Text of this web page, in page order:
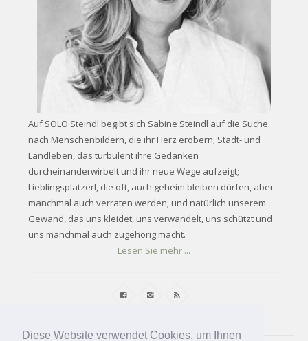
Diese Website verwendet Cookies, um Ihnen
Auf SOLO Steindl begibt sich Sabine Steindl auf die Suche
nach Menschenbildern, die ihr Herz erobern; Stadt- und
Landleben, das turbulent ihre Gedanken
durcheinanderwirbelt und ihr neue Wege aufzeigt;
Lieblingsplatzerl, die oft, auch geheim bleiben dürfen, aber
manchmal auch verraten werden; und natürlich unserem
Gewand, das uns kleidet, uns verwandelt, uns schützt und
uns manchmal auch zugehörig macht.
Lesen Sie mehr ...